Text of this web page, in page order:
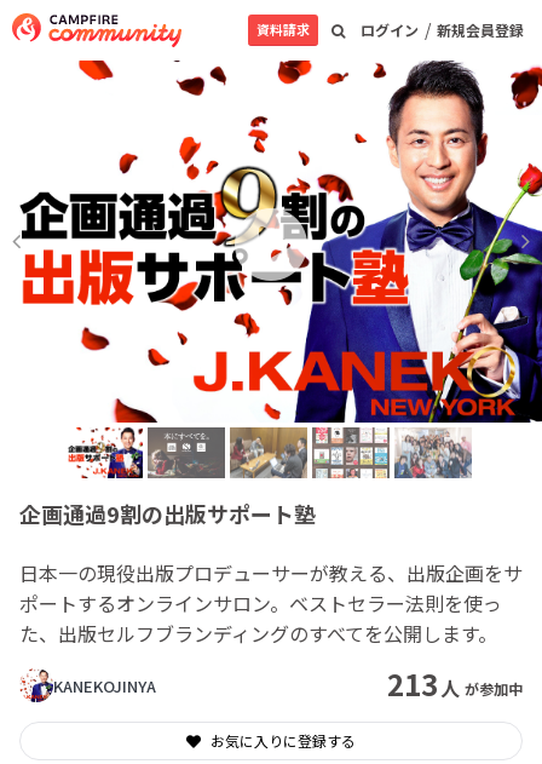
ログイン / 新規会員登録
資料請求
企画通過9割の出版サポート塾
日本一の現役出版プロデューサーが教える、出版企画をサ
ポートするオンラインサロン。ベストセラー法則を使っ
た、出版セルフブランディングのすべてを公開します。
KANEKOJINYA 213人 が参加中
お気に入りに登録する